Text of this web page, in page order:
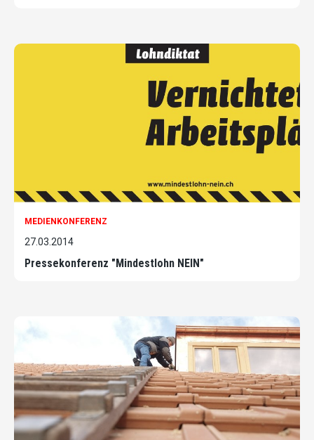
MEDIENKONFERENZ
27.03.2014
Pressekonferenz "Mindestlohn NEIN"